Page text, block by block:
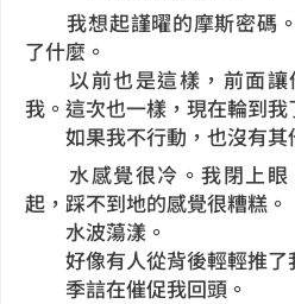
我想起謹曜的摩斯密碼
了什麼。
以前也是這樣，前面讓
我。這次也一樣，現在輪到我
如果我不行動，也沒有其
水感覺很冷。我閉上眼
起，踩不到地的感覺很糟糕。
水波蕩漾。
好像有人從背後輕輕推了
季誩在催促我回頭。